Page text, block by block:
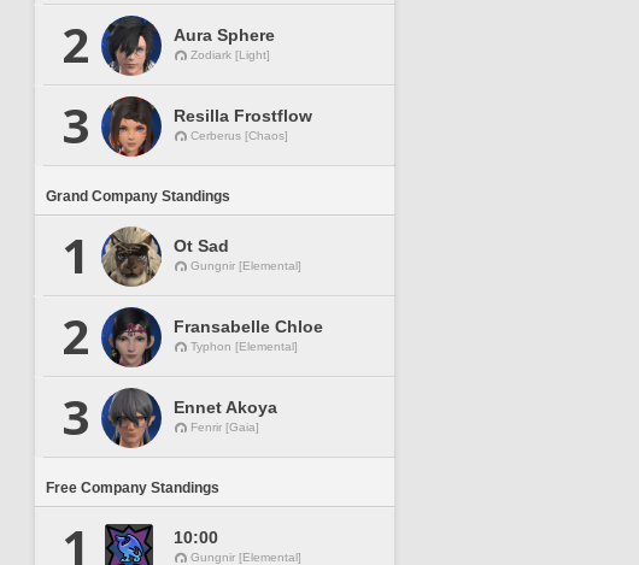
2 Aura Sphere
Zodiark [Light]
3 Resilla Frostflow
Cerberus [Chaos]
Grand Company Standings
1 Ot Sad
Gungnir [Elemental]
2 Fransabelle Chloe
Typhon [Elemental]
3 Ennet Akoya
Fenrir [Gaia]
Free Company Standings
1 10:00
Gungnir [Elemental]